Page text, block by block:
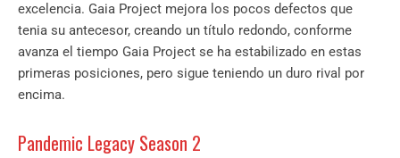
excelencia. Gaia Project mejora los pocos defectos que
tenia su antecesor, creando un título redondo, conforme
avanza el tiempo Gaia Project se ha estabilizado en estas
primeras posiciones, pero sigue teniendo un duro rival por
encima.
Pandemic Legacy Season 2